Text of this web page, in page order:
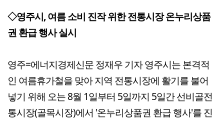
◇영주시, 여름 소비 진작 위한 전통시장 온누리상품
권 환급 행사 실시
영주=에너지경제신문 정재우 기자 영주시는 본격적
인 여름휴가철을 맞아 지역 전통시장에 활기를 불어
넣기 위해 오는 8월 1일부터 5일까지 5일간 선비골전
통시장(골목시장)에서 '온누리상품권 환급 행사'를 진